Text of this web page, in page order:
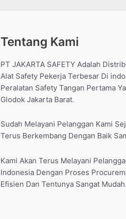
Tentang Kami
PT JAKARTA SAFETY Adalah
Alat Safety Pekerja Terbesar Di
Peralatan Safety Tangan Pertama
Glodok Jakarta Barat.
Sudah Melayani Pelanggan Kami
Terus Berkembang Dengan Baik
Kami Akan Terus Melayani
Indonesia Dengan Proses
Efisien Dan Tentunya Sangat Mudah.